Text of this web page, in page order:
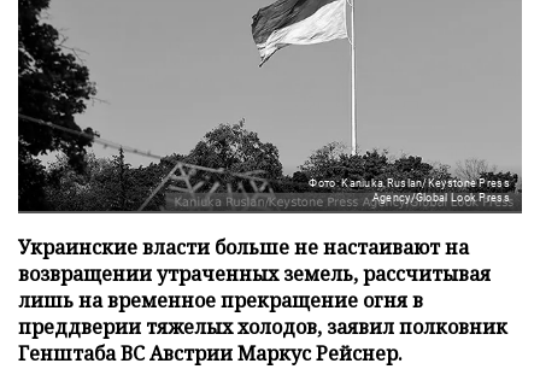
Фото: Kaniuka Ruslan/Keystone Press
Agency/Global Look Press
Украинские власти больше не настаивают на
возвращении утраченных земель, рассчитывая
лишь на временное прекращение огня в
преддверии тяжелых холодов, заявил полковник
Генштаба ВС Австрии Маркус Рейснер.